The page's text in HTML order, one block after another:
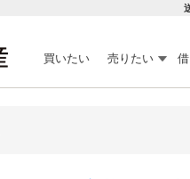
買いたい 売りたい